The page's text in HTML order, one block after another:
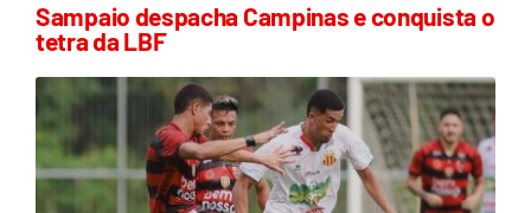
Sampaio despacha Campinas e conquista o
tetra da LBF